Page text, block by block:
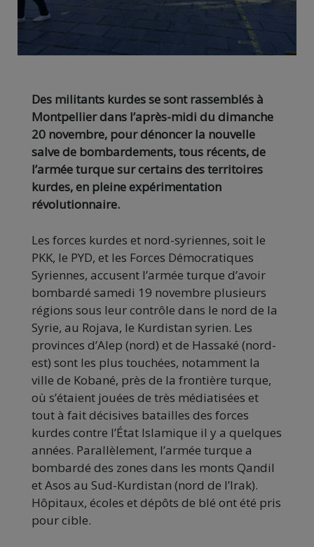
Des militants kurdes se sont rassemblés à
Montpellier dans l’après-midi du dimanche
20 novembre, pour dénoncer la nouvelle
salve de bombardements, tous récents, de
l’armée turque sur certains des territoires
kurdes, en pleine expérimentation
révolutionnaire.
Les forces kurdes et nord-syriennes, soit le
PKK, le PYD, et les Forces Démocratiques
Syriennes, accusent l’armée turque d’avoir
bombardé samedi 19 novembre plusieurs
régions sous leur contrôle dans le nord de la
Syrie, au Rojava, le Kurdistan syrien. Les
provinces d’Alep (nord) et de Hassaké (nord-
est) sont les plus touchées, notamment la
ville de Kobané, près de la frontière turque,
où s’étaient jouées de très médiatisées et
tout à fait décisives batailles des forces
kurdes contre l’État Islamique il y a quelques
années. Parallèlement, l’armée turque a
bombardé des zones dans les monts Qandil
et Asos au Sud-Kurdistan (nord de l’Irak).
Hôpitaux, écoles et dépôts de blé ont été pris
pour cible.